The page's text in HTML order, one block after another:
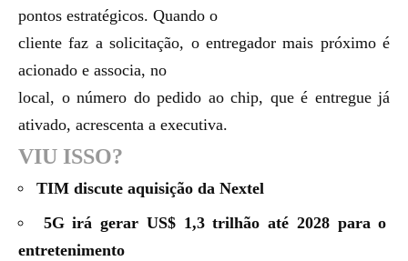
pontos estratégicos. Quando o
cliente faz a solicitação, o entregador mais próximo é
acionado e associa, no
local, o número do pedido ao chip, que é entregue já
ativado, acrescenta a executiva.
VIU ISSO?
TIM discute aquisição da Nextel
5G irá gerar US$ 1,3 trilhão até 2028 para o
entretenimento